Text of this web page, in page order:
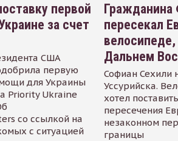
первой
за счет
США
первую
для Украины
Priority Ukraine
со ссылкой на
с ситуацией
Гражданина
пересекал
велосипеде,
Дальнем
Софиан Сехили
Уссурийска.
хотел
пересечения
незаконном
границы